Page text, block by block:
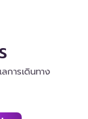
การเดินทาง